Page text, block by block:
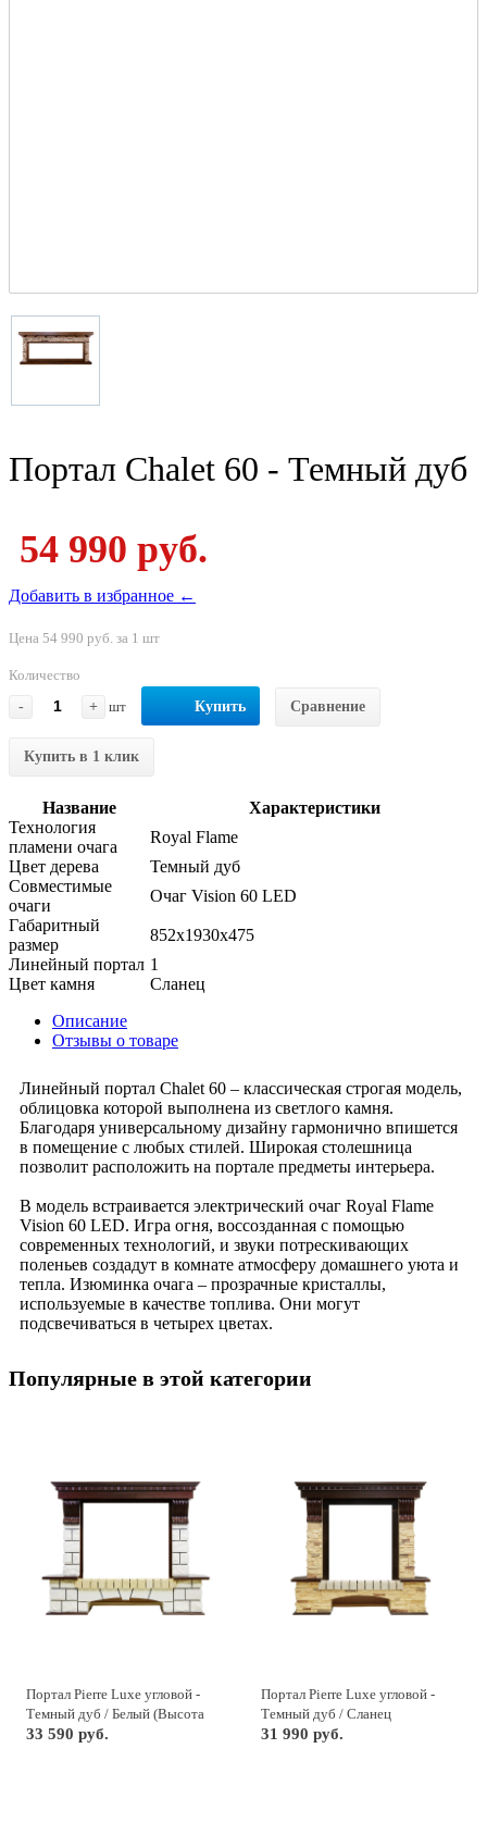
Портал Chalet 60 - Темный дуб
54 990 руб.
Добавить в избранное ←
Цена 54 990 руб. за 1 шт
Количество
-
+ шт Купить Сравнение
Купить в 1 клик
Название
Характеристики
Технология
пламени очага
Royal Flame
Цвет дерева
Темный дуб
Совместимые
очаги
Очаг Vision 60 LED
Габаритный
размер
852x1930x475
Линейный портал 1
Цвет камня
Сланец
Описание
Отзывы о товаре
Линейный портал Chalet 60 – классическая строгая модель,
облицовка которой выполнена из светлого камня.
Благодаря универсальному дизайну гармонично впишется
в помещение с любых стилей. Широкая столешница
позволит расположить на портале предметы интерьера.
В модель встраивается электрический очаг Royal Flame
Vision 60 LED. Игра огня, воссозданная с помощью
современных технологий, и звуки потрескивающих
поленьев создадут в комнате атмосферу домашнего уюта и
тепла. Изюминка очага – прозрачные кристаллы,
используемые в качестве топлива. Они могут
подсвечиваться в четырех цветах.
Популярные в этой категории
Портал Pierre Luxe угловой -
Темный дуб / Белый (Высота
1045мм)
33 590 руб.
Портал Pierre Luxe угловой -
Темный дуб / Сланец
31 990 руб.